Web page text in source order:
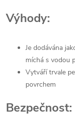
Výhody:
Je dodávána
míchá s vodou
Vytváří trvale
povrchem
Bezpečnost: